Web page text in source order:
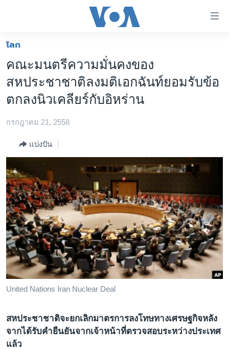
ต่อ
ไป
เนื้อหา
หลัก
ไป
ข้าม
ไป
การ
ค้นหา
โลก
เอเชีย
ไทย
ธุรกิจ
วิทยาศาสตร์
สังคมและสุขภาพ
ไลฟ์สไตล์
ตรวจสอบข่าว
เรียนรู้ภาษาอังกฤษ
พอดคาสต์
ติดตามเรา
เลือกภาษา
โลก
คณะมนตรีความมั่นคงของ
สหประชาชาติลงมติเอกฉันท์ยอมรับข้อ
ตกลงนิวเคลียร์กับอิหร่าน
กรกฎาคม 21, 2558
แบ่งปัน
United Nations Iran Nuclear Deal
สหประชาชาติจะยกเลิกมาตรการลงโทษทางเศรษฐกิจหลัง
จากได้รับคำยืนยันจากเจ้าหน้าที่ตรวจสอบระหว่างประเทศ
แล้ว